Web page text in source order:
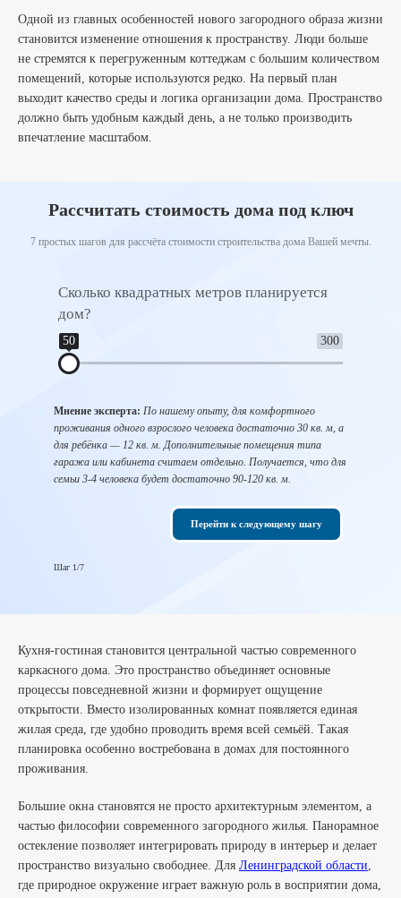
Одной из главных особенностей нового загородного образа жизни
становится изменение отношения к пространству. Люди больше
не стремятся к перегруженным коттеджам с большим количеством
помещений, которые используются редко. На первый план
выходит качество среды и логика организации дома. Пространство
должно быть удобным каждый день, а не только производить
впечатление масштабом.
Рассчитать стоимость дома под ключ
7 простых шагов для рассчёта стоимости строительства дома Вашей мечты.
Сколько квадратных метров планируется
дом?
300
50
Мнение эксперта: По нашему опыту, для комфортного
проживания одного взрослого человека достаточно 30 кв. м, а
для ребёнка — 12 кв. м. Дополнительные помещения типа
гаража или кабинета считаем отдельно. Получается, что для
семьи 3-4 человека будет достаточно 90-120 кв. м.
Перейти к следующему шагу
Шаг 1/7
Кухня-гостиная становится центральной частью современного
каркасного дома. Это пространство объединяет основные
процессы повседневной жизни и формирует ощущение
открытости. Вместо изолированных комнат появляется единая
жилая среда, где удобно проводить время всей семьёй. Такая
планировка особенно востребована в домах для постоянного
проживания.
Большие окна становятся не просто архитектурным элементом, а
частью философии современного загородного жилья. Панорамное
остекление позволяет интегрировать природу в интерьер и делает
пространство визуально свободнее. Для Ленинградской области,
где природное окружение играет важную роль в восприятии дома,